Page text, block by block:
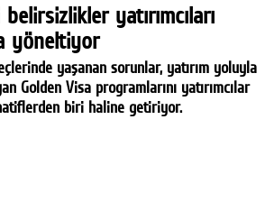
yatırımcıları
yöneltiyor
yaşanan sorunlar, yatırım yoluyla
Golden Visa programlarını yatırımcılar
biri haline getiriyor.